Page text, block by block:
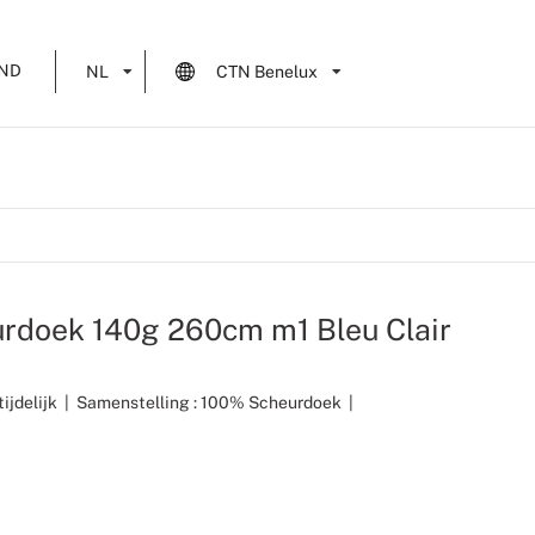
NL CTN Benelux
140g 260cm m1 Bleu Clair
Samenstelling : 100% Scheurdoek